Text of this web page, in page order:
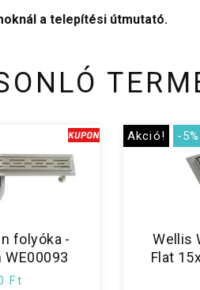
a telepítési útmutató.
folyóka -
WE00093
Ft
Akció! -5%
Wellis
Flat